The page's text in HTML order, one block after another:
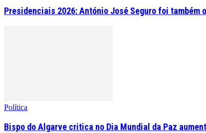
Presidenciais 2026: António José Seguro foi
Política
Bispo do Algarve critica no Dia Mundial da Paz